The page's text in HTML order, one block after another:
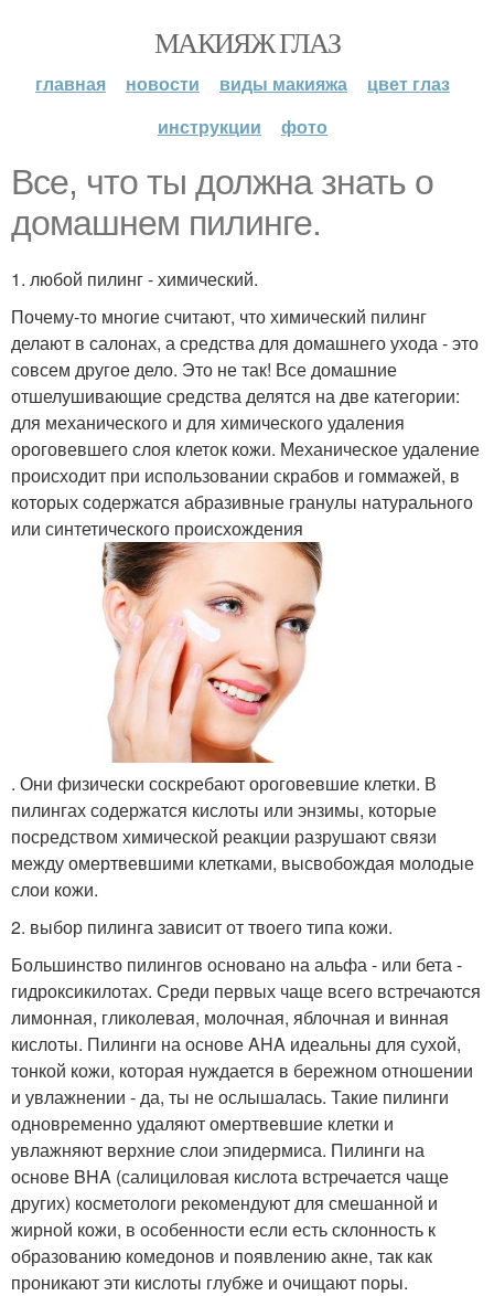
МАКИЯЖ ГЛАЗ
главная новости виды макияжа
цвет глаз
инструкции
фото
Все, что ты должна знать о
домашнем пилинге.
1. любой пилинг - химический.
Почему-то многие считают, что химический пилинг
делают в салонах, а средства для домашнего ухода - это
совсем другое дело. Это не так! Все домашние
отшелушивающие средства делятся на две категории:
для механического и для химического удаления
ороговевшего слоя клеток кожи. Механическое удаление
происходит при использовании скрабов и гоммажей, в
которых содержатся абразивные гранулы натурального
или синтетического происхождения
. Они физически соскребают ороговевшие клетки. В
пилингах содержатся кислоты или энзимы, которые
посредством химической реакции разрушают связи
между омертвевшими клетками, высвобождая молодые
слои кожи.
2. выбор пилинга зависит от твоего типа кожи.
Большинство пилингов основано на альфа - или бета -
гидроксикилотах. Среди первых чаще всего встречаются
лимонная, гликолевая, молочная, яблочная и винная
кислоты. Пилинги на основе AHA идеальны для сухой,
тонкой кожи, которая нуждается в бережном отношении
и увлажнении - да, ты не ослышалась. Такие пилинги
одновременно удаляют омертвевшие клетки и
увлажняют верхние слои эпидермиса. Пилинги на
основе BHA (салициловая кислота встречается чаще
других) косметологи рекомендуют для смешанной и
жирной кожи, в особенности если есть склонность к
образованию комедонов и появлению акне, так как
проникают эти кислоты глубже и очищают поры.